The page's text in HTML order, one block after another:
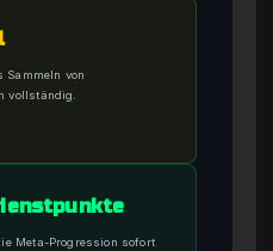
Sammeln von
vollständig.
Meta-Progression sofort